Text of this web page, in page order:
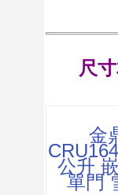
尺
金
公升
單門